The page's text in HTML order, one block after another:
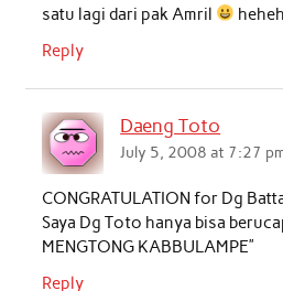
k
p
n
satu lagi dari pak Amril
Reply
Daeng Toto
July 5, 2008 at 7:27
CONGRATULATION for Dg
Saya Dg Toto hanya bisa
MENGTONG KABBULAMPE”
Reply